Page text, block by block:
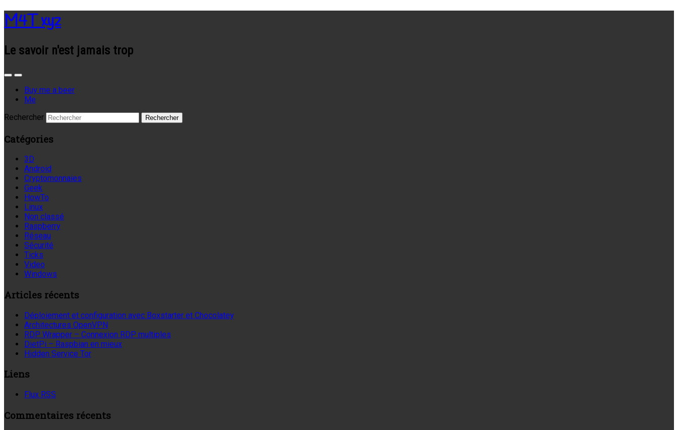
M4T xyz
Le savoir n'est jamais trop
Buy me a beer
Me
Rechercher
Catégories
3D
Android
Cryptomonnaies
Geek
HowTo
Linux
Non classé
Raspberry
Réseau
Sécurité
Ticks
Video
Windows
Articles récents
Déploiement et configuration avec Boxstarter et Chocolatey
Architectures OpenVPN
RDP Wrapper – Connexion RDP multiples
DietPi – Raspbian en mieux
Hidden Service Tor
Liens
Flux RSS
Commentaires récents